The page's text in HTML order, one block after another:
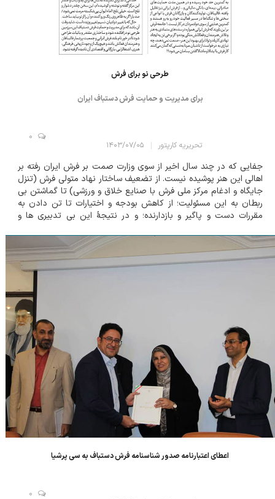
طرحی نو برای فرش
برای مدیریت و حمایت فرش دستباف ایران
تحریریه کارپتور ۱۴۰۳/۰۷/۰۵
0
جفایی که در چند سال اخیر از سوی وزارت صمت بر فرش ایران رفته بر
اهالی این هنر پوشیده نیست. از تضعیف ساختار نهاد متولی فرش (تنزل
جایگاه و ادغام مرکز ملی فرش با صنایع خلاق و ورزشی) تا گماشتن بی
ربطان به این مسئولیت؛ از کاهش بودجه و اختیارات تا تن دادن به
مقررات دست و پاگیر و بازدارنده؛ و در نتیجۀ این بی تدبیری ها و
در مدت پنج سال به...
اعطای اعتبارنامه صدور شناسنامه فرش دستباف به سی پرشیا
0